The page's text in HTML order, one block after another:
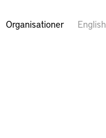
Organisationer English